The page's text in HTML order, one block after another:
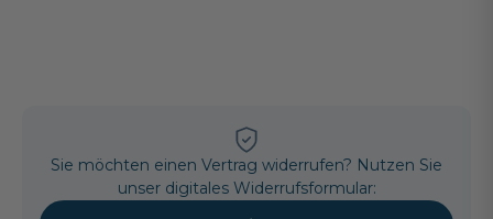
Sie möchten einen Vertrag widerrufen? Nutzen Sie
unser digitales Widerrufsformular: